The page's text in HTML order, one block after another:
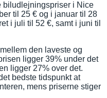
biludlejningspriser i Nice
til 25 € og i januar til 28
i juli til 52 €, samt i juni til
den laveste og
ligger 39% under det
ligger 27% over det.
bedste tidspunkt at
mens priserne stiger